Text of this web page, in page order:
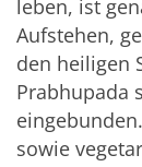
leben, ist
Aufstehen,
den heiligen
Prabhupada
sowie